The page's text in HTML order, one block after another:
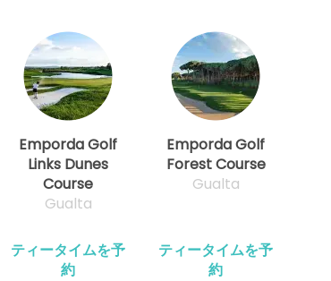
Emporda Golf
Links Dunes
Course
Gualta
ティータイムを予
約
Emporda Golf
Forest Course
Gualta
ティータイムを予
約